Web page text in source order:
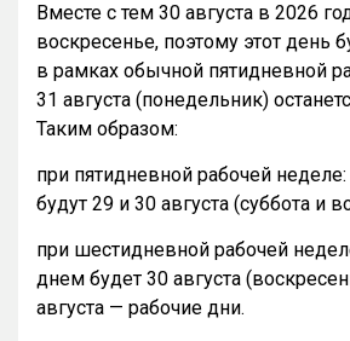
Вместе с тем 30 августа в 2026
воскресенье, поэтому этот день
в рамках обычной пятидневной
31 августа (понедельник)
Таким образом:
при пятидневной рабочей
будут 29 и 30 августа (суббота и
при шестидневной рабочей
днем будет 30 августа
августа — рабочие дни.